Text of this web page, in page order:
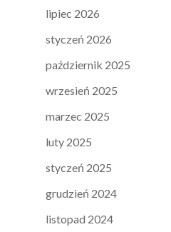
lipiec 2026
styczeń 2026
październik 2025
wrzesień 2025
marzec 2025
luty 2025
styczeń 2025
grudzień 2024
listopad 2024